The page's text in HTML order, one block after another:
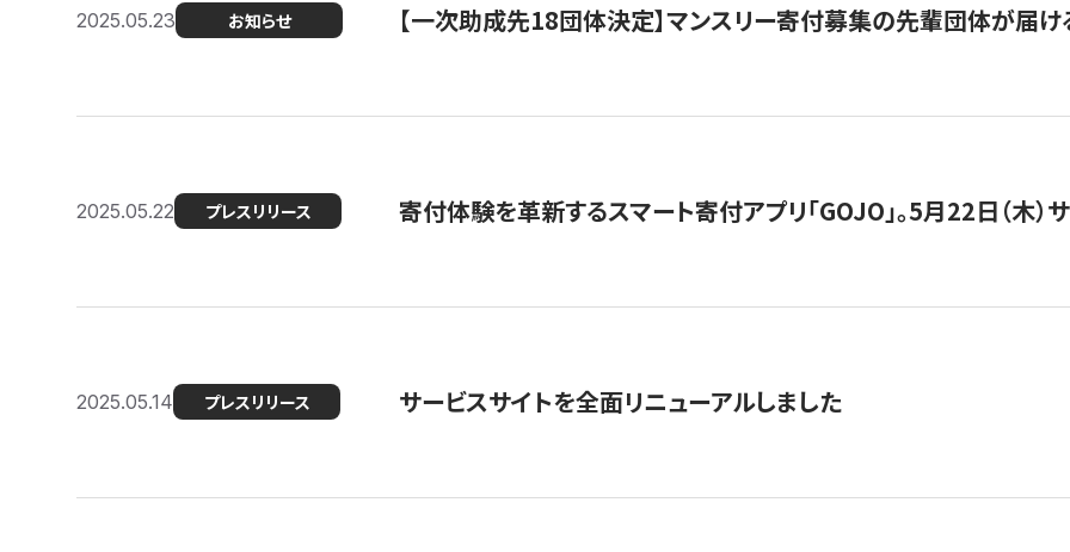
2025.05.23 お知らせ 【一次助成先18団体決定】マンスリー寄付募集の先輩団体が届
2025.05.22 プレスリリース 寄付体験を革新するスマート寄付アプリ「GOJO」。5月22日（木）
2025.05.14 プレスリリース サービスサイトを全面リニューアルしました